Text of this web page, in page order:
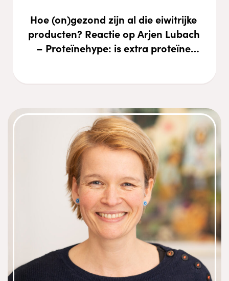
Hoe (on)gezond zijn al die eiwitrijke
producten? Reactie op Arjen Lubach
– Proteïnehype: is extra proteïne